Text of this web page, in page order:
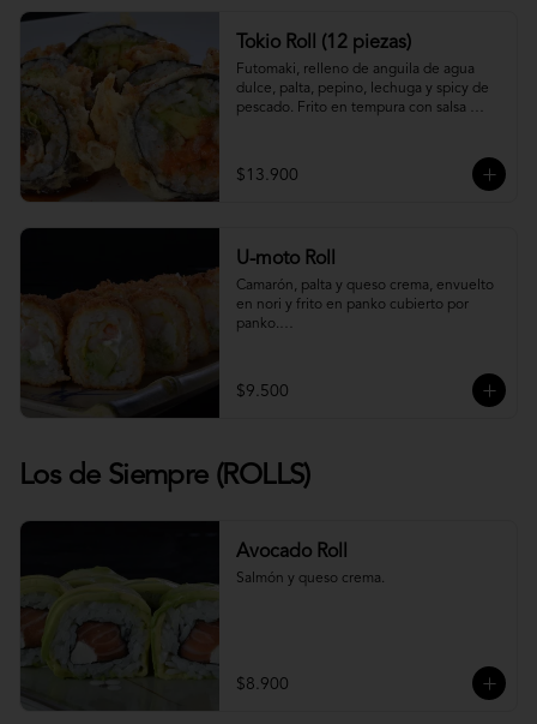
Tokio Roll (12 piezas)
Futomaki, relleno de anguila de agua
dulce, palta, pepino, lechuga y spicy de
pescado. Frito en tempura con salsa
$13.900
U-moto Roll
Camarón, palta y queso crema, envuelto
en nori y frito en panko cubierto por
panko.
$9.500
Los de Siempre (ROLLS)
Avocado Roll
Salmón y queso crema.
$8.900